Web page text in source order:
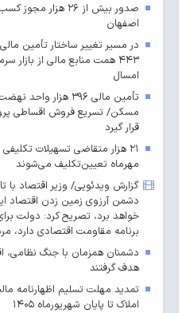
صدور بیش از ۲۶ هزار
اصفهان
در مسیر تغییر ساختار تأمین
۴۴۳ همت منابع مالی از بازار
امسال
تأمین مالی ۳۹۶ هزار
مسکن/ تسریع فروش اقساطی
قرار گیرد
۲۱ هزار متقاضی تسهیلات
مهرماه تعیین‌تکلیف می‌شوند
گزارش ویدئویی/ وزیر اقتصاد با
دشمن آرزوی زمین زدن اقتصاد
خواهد برد، تصریح کرد: دولت
برنامه مقاومت اقتصادی دارد،
دشمنان همزمان با جنگ نظامی،
هدف گرفتند
تمدید مهلت تسلیم اظهارنامه
املاک تا پایان شهریورماه ۱۴۰۵